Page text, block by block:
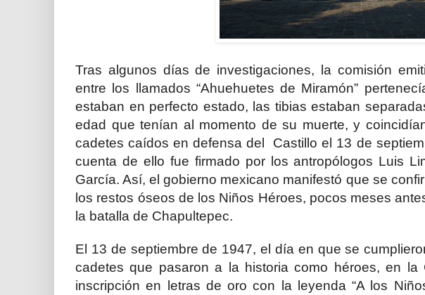
Tras algunos días de investigaciones, la comisión
entre los llamados “Ahuehuetes de Miramón”
estaban en perfecto estado, las tibias estaban
edad que tenían al momento de su muerte, y
cadetes caídos en defensa del Castillo el 13 de
cuenta de ello fue firmado por los antropólogos Luis
García. Así, el gobierno mexicano manifestó que se
los restos óseos de los Niños Héroes, pocos meses
la batalla de Chapultepec.
El 13 de septiembre de 1947, el día en que se
cadetes que pasaron a la historia como héroes, en
inscripción en letras de oro con la leyenda “A los